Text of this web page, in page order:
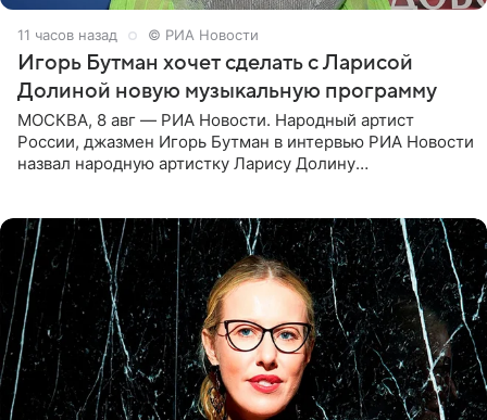
11 часов назад © РИА Новости
Игорь Бутман хочет сделать с Ларисой
Долиной новую музыкальную программу
МОСКВА, 8 авг — РИА Новости. Народный артист
России, джазмен Игорь Бутман в интервью РИА Новости
назвал народную артистку Ларису Долину